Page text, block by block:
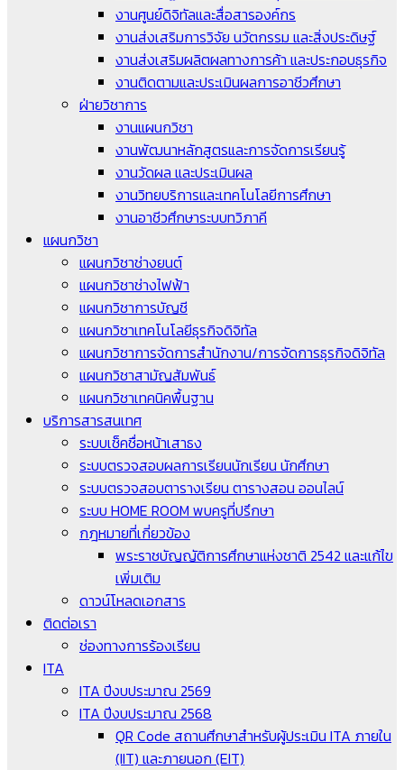
งานศูนย์ดิจิทัลและสื่อสารองค์กร
งานส่งเสริมการวิจัย นวัตกรรม และสิ่งประดิษฐ์
งานส่งเสริมผลิตผลทางการค้า และประกอบธุรกิจ
งานติดตามและประเมินผลการอาชีวศึกษา
ฝ่ายวิชาการ
งานแผนกวิชา
งานพัฒนาหลักสูตรและการจัดการเรียนรู้
งานวัดผล และประเมินผล
งานวิทยบริการและเทคโนโลยีการศึกษา
งานอาชีวศึกษาระบบทวิภาคี
แผนกวิชา
แผนกวิชาช่างยนต์
แผนกวิชาช่างไฟฟ้า
แผนกวิชาการบัญชี
แผนกวิชาเทคโนโลยีธุรกิจดิจิทัล
แผนกวิชาการจัดการสำนักงาน/การจัดการธุรกิจดิจิทัล
แผนกวิชาสามัญสัมพันธ์
แผนกวิชาเทคนิคพื้นฐาน
บริการสารสนเทศ
ระบบเช็คชื่อหน้าเสาธง
ระบบตรวจสอบผลการเรียนนักเรียน นักศึกษา
ระบบตรวจสอบตารางเรียน ตารางสอน ออนไลน์
ระบบ HOME ROOM พบครูที่ปรึกษา
กฎหมายที่เกี่ยวข้อง
พระราชบัญญัติการศึกษาแห่งชาติ 2542 และแก้ไข
เพิ่มเติม
ดาวน์โหลดเอกสาร
ติดต่อเรา
ช่องทางการร้องเรียน
ITA
ITA ปีงบประมาณ 2569
ITA ปีงบประมาณ 2568
QR Code สถานศึกษาสำหรับผู้ประเมิน ITA ภายใน
(IIT) และภายนอก (EIT)